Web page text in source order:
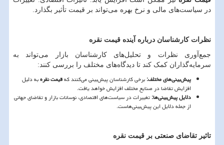
در سیاستهای مالی و نرخ بهره میتواند بر قیمت تأثیر بگذارد.
نظرات کارشناسان درباره آینده قیمت نقره
جمعآوری نظرات و تحلیلهای کارشناسان بازار میتواند به
سرمایهگذاران کمک کند تا دیدگاههای مختلف را بررسی کنند:
پیشبینیهای مختلف:برخی کارشناسان پیشبینی میکنند کهقیمت نقرهبه دلیل
افزایش تقاضا در صنایع مختلف افزایش خواهد یافت.
دلایل پیشبینیها:تغییرات در سیاستهای اقتصادی، نوسانات بازار و تقاضای جهانی
از جمله دلایل این پیشبینیهاست.
تاثیر تقاضای صنعتی بر قیمت نقره